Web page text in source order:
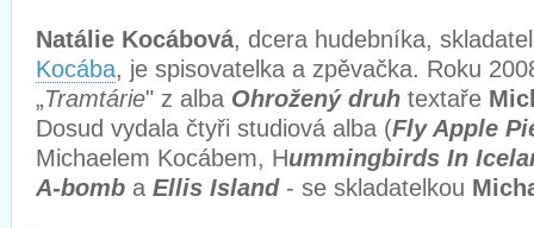
Natálie Kocábová, dcera hudebníka,
Kocába, je spisovatelka a zpěvačka. Roku
„Tramtárie" z alba Ohrožený druh textaře
Dosud vydala čtyři studiová alba (Fly Apple
Michaelem Kocábem, Hummingbirds In
A-bomb a Ellis Island- se skladatelkou